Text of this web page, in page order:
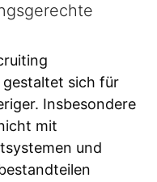
sich für
Insbesondere
mit
und